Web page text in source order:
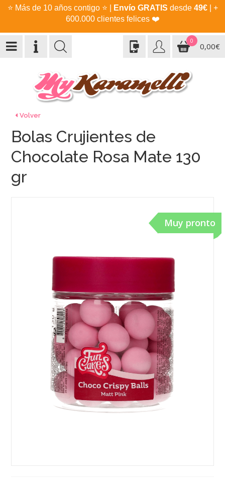
⭐ Más de 10 años contigo ⭐ Envío GRATIS desde 49€| +
600.000 clientes felices ❤️
0
0,00€
Volver
Muy pronto
Bolas Crujientes de
Chocolate Rosa Mate 130
gr